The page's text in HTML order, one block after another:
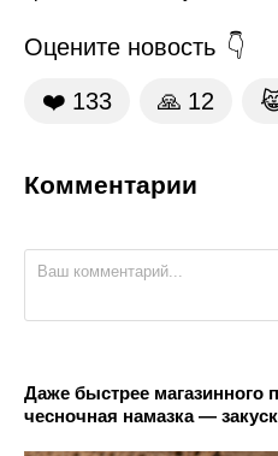
Оцените новость
❤️ 133 🙏 12
Комментарии
Даже быстрее магазинного
чесночная намазка —